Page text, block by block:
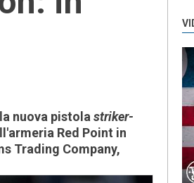
nuova pistola striker-
Red Point in
Trading Company,